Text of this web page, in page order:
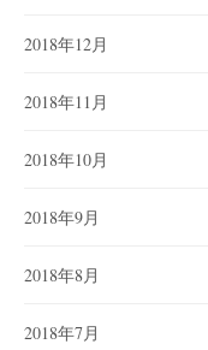
2018年12月
2018年11月
2018年10月
2018年9月
2018年8月
2018年7月